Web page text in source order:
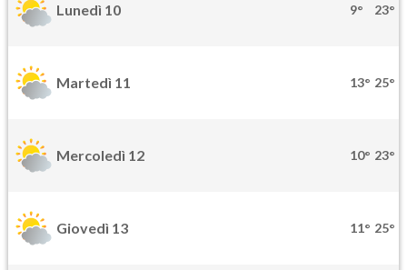
Lunedì 10 9° 23°
Martedì 11 13° 25°
Mercoledì 12 10° 23°
Giovedì 13 11° 25°